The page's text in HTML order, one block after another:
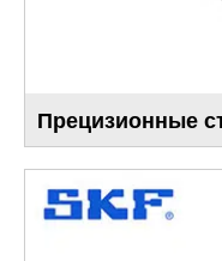
Прецизионные